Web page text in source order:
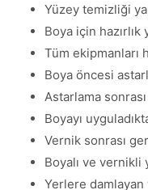
Yüzey temizliği
Boya için hazırlık
Tüm ekipmanları
Boya öncesi
Astarlama
Boyayı
Vernik sonrası
Boyalı ve
Yerlere